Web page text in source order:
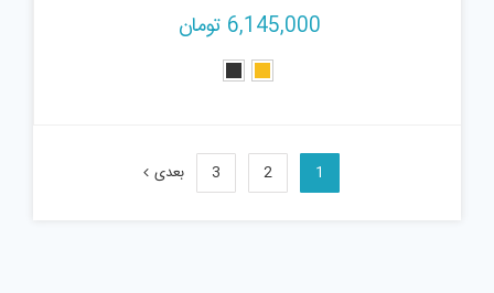
6,145,000 تومان
1
2
3 بعدی